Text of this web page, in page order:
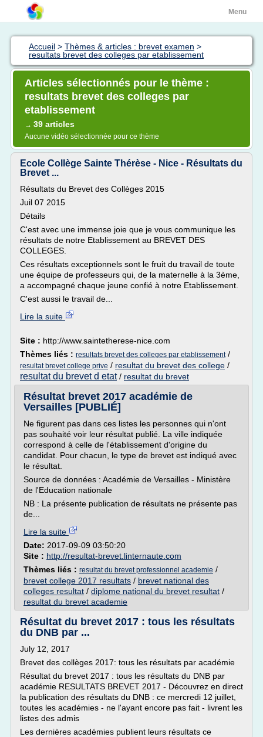
Menu
Accueil > Thèmes & articles : brevet examen >
resultats brevet des colleges par etablissement
Articles sélectionnés pour le thème :
resultats brevet des colleges par
etablissement
→ 39 articles
Aucune vidéo sélectionnée pour ce thème
Ecole Collège Sainte Thérèse - Nice - Résultats du
Brevet ...
Résultats du Brevet des Collèges 2015
Juil 07 2015
Détails
C'est avec une immense joie que je vous communique les
résultats de notre Etablissement au BREVET DES
COLLEGES.
Ces résultats exceptionnels sont le fruit du travail de toute
une équipe de professeurs qui, de la maternelle à la 3ème,
a accompagné chaque jeune confié à notre Etablissement.
C'est aussi le travail de...
Lire la suite
Site : http://www.saintetherese-nice.com
Thèmes liés : resultats brevet des colleges par etablissement/
resultat brevet college prive / resultat du brevet des college /
resultat du brevet d etat/ resultat du brevet
Résultat brevet 2017 académie de
Versailles [PUBLIÉ]
Ne figurent pas dans ces listes les personnes qui n'ont
pas souhaité voir leur résultat publié. La ville indiquée
correspond à celle de l'établissement d'origine du
candidat. Pour chacun, le type de brevet est indiqué avec
le résultat.
Source de données : Académie de Versailles - Ministère
de l'Education nationale
NB : La présente publication de résultats ne présente pas
de...
Lire la suite
Date: 2017-09-09 03:50:20
Site : http://resultat-brevet.linternaute.com
Thèmes liés : resultat du brevet professionnel academie /
brevet college 2017 resultats / brevet national des
colleges resultat / diplome national du brevet resultat /
resultat du brevet academie
Résultat du brevet 2017 : tous les résultats
du DNB par ...
July 12, 2017
Brevet des collèges 2017: tous les résultats par académie
Résultat du brevet 2017 : tous les résultats du DNB par
académie RESULTATS BREVET 2017 - Découvrez en direct
la publication des résultats du DNB : ce mercredi 12 juillet,
toutes les académies - ne l'ayant encore pas fait - livrent les
listes des admis
Les dernières académies publient leurs résultats ce